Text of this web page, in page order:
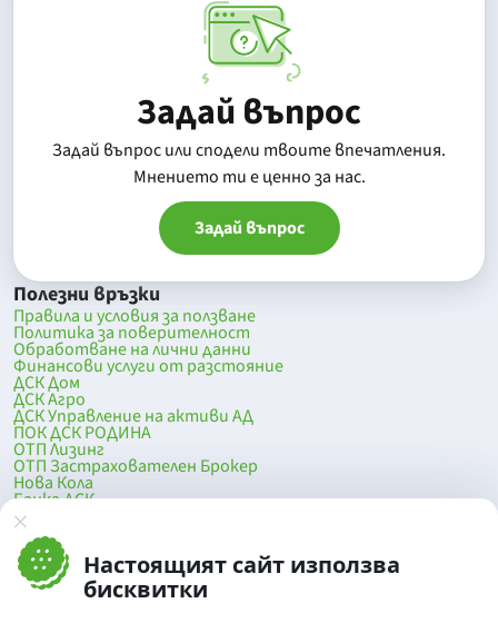
Настоящият сайт използва
бисквитки
Задай въпрос
Задай въпрос или сподели твоите впечатления.
Mнението ти е ценно за нас.
Задай въпрос
Полезни връзки
Правила и условия за ползване
Политика за поверителност
Обработване на лични данни
Финансови услуги от разстояние
ДСК Дом
ДСК Агро
ДСК Управление на активи АД
ПОК ДСК РОДИНА
ОТП Лизинг
ОТП Застрахователен Брокер
Нова Кола
Банка ДСК
DSK Mobile
Оферти за продажба от Банка ДСК
Клонова мрежа и банкомати
До началото на страницата